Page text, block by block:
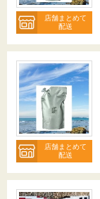
店舗まとめて
配送
店舗まとめて
配送